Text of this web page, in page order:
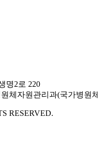
명2로 220
체자원관리과(국가병원
RESERVED.